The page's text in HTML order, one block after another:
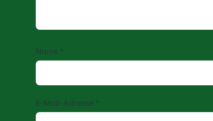
Name *
E-Mail-Adresse *